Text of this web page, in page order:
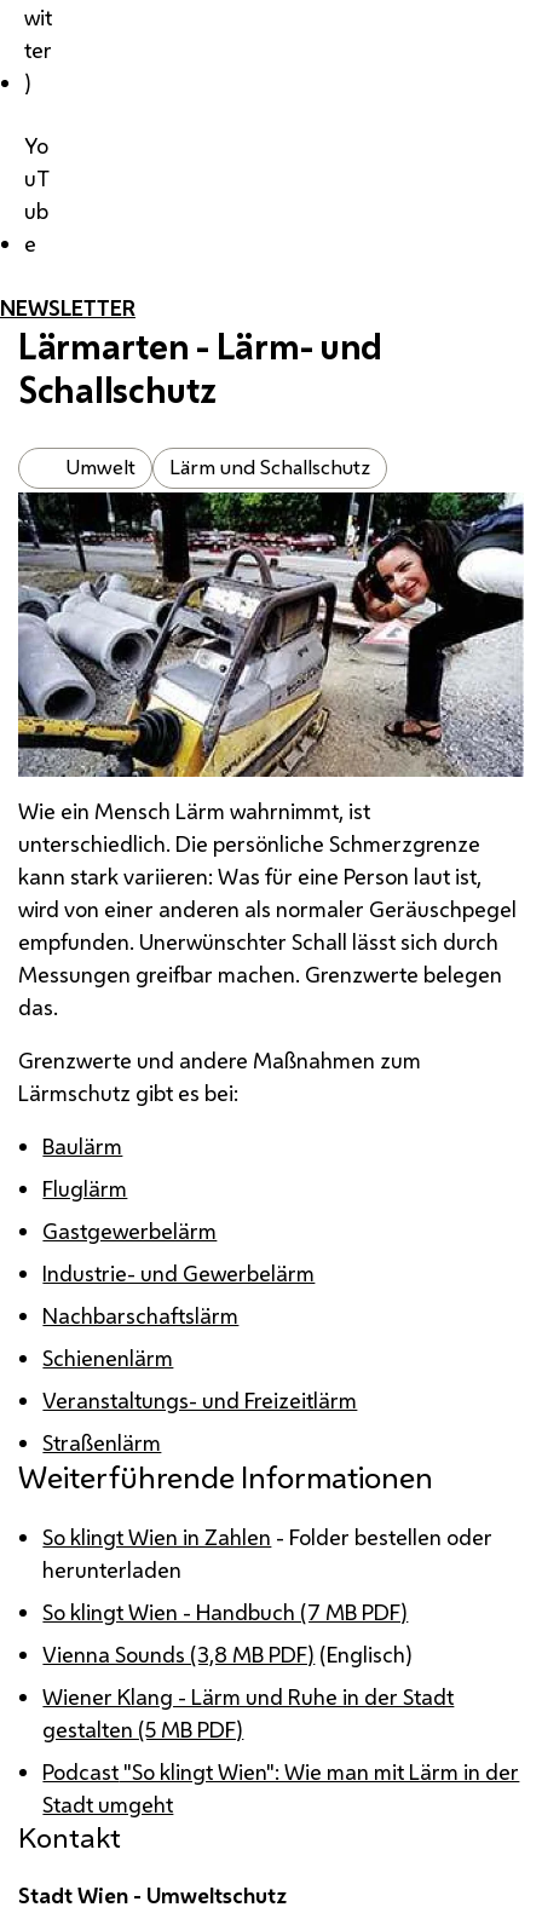
wit
ter
)
Yo
uT
ub
e
NEWSLETTER
Lärmarten - Lärm- und
Schallschutz
Umwelt Lärm und Schallschutz
Wie ein Mensch Lärm wahrnimmt, ist
unterschiedlich. Die persönliche Schmerzgrenze
kann stark variieren: Was für eine Person laut ist,
wird von einer anderen als normaler Geräuschpegel
empfunden. Unerwünschter Schall lässt sich durch
Messungen greifbar machen. Grenzwerte belegen
das.
Grenzwerte und andere Maßnahmen zum
Lärmschutz gibt es bei:
Baulärm
Fluglärm
Gastgewerbelärm
Industrie- und Gewerbelärm
Nachbarschaftslärm
Schienenlärm
Veranstaltungs- und Freizeitlärm
Straßenlärm
Weiterführende Informationen
So klingt Wien in Zahlen - Folder bestellen oder
herunterladen
So klingt Wien - Handbuch (7 MB PDF)
Vienna Sounds (3,8 MB PDF) (Englisch)
Wiener Klang - Lärm und Ruhe in der Stadt
gestalten (5 MB PDF)
Podcast "So klingt Wien": Wie man mit Lärm in der
Stadt umgeht
Kontakt
Stadt Wien - Umweltschutz